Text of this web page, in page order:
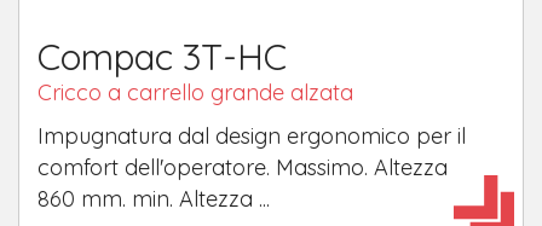
Compac 3T-HC
Cricco a carrello grande alzata
Impugnatura dal design ergonomico per il
comfort dell'operatore. Massimo. Altezza
860 mm. min. Altezza ...